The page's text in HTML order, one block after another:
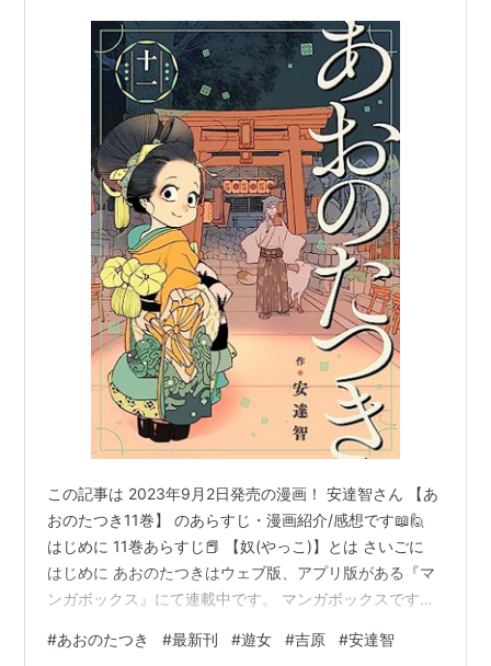
この記事は 2023年9月2日発売の漫画！ 安達智さん 【あ
おのたつき11巻】 のあらすじ・漫画紹介/感想です📖🙋
はじめに 11巻あらすじ📕 【奴(やっこ)】とは さいごに
はじめに あおのたつきはウェブ版、アプリ版がある『マ
ンガボックス』にて連載中です。 マンガボックスです
では全話無料で読むことができますよ😊(１日に読める回
#あおのたつき #最新刊 #遊女 #吉原 #安達智